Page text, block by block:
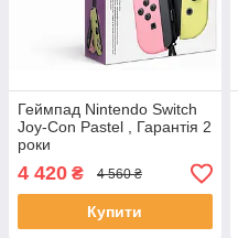
Геймпад Nintendo Switch
Joy-Con Pastel , Гарантія 2
роки
4 420 ₴ 4 560 ₴
Купити